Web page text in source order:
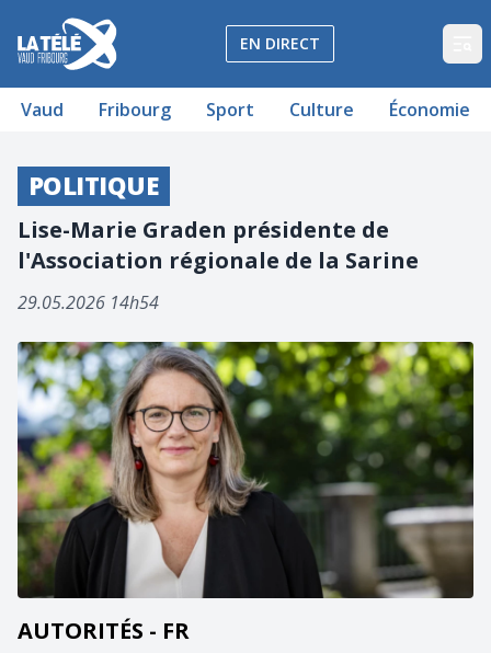
La Télé - Télévision régionale Vaud et Fribourg
EN DIRECT
Vaud Fribourg Sport Culture Économie
POLITIQUE
Lise-Marie Graden présidente de
l'Association régionale de la Sarine
29.05.2026 14h54
AUTORITÉS - FR